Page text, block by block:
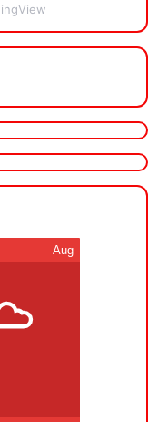
Aug